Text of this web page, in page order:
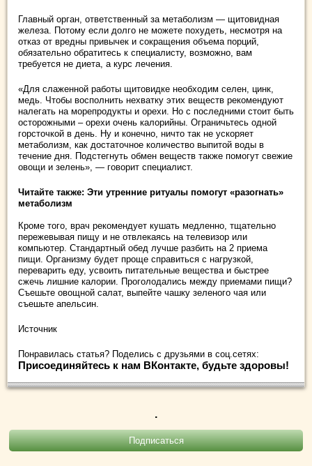
Главный орган, ответственный за метаболизм — щитовидная
железа. Потому если долго не можете похудеть, несмотря на
отказ от вредны привычек и сокращения объема порций,
обязательно обратитесь к специалисту, возможно, вам
требуется не диета, а курс лечения.
«Для слаженной работы щитовидке необходим селен, цинк,
медь. Чтобы восполнить нехватку этих веществ рекомендуют
налегать на морепродукты и орехи. Но с последними стоит быть
осторожными – орехи очень калорийны. Ограничьтесь одной
горсточкой в день. Ну и конечно, ничто так не ускоряет
метаболизм, как достаточное количество выпитой воды в
течение дня. Подстегнуть обмен веществ также помогут свежие
овощи и зелень», — говорит специалист.
Читайте также: Эти утренние ритуалы помогут «разогнать»
метаболизм
Кроме того, врач рекомендует кушать медленно, тщательно
пережевывая пищу и не отвлекаясь на телевизор или
компьютер. Стандартный обед лучше разбить на 2 приема
пищи. Организму будет проще справиться с нагрузкой,
переварить еду, усвоить питательные вещества и быстрее
сжечь лишние калории. Проголодались между приемами пищи?
Съешьте овощной салат, выпейте чашку зеленого чая или
съешьте апельсин.
Источник
Понравилась статья? Поделись с друзьями в соц.сетях:
Присоединяйтесь к нам ВКонтакте, будьте здоровы!
.